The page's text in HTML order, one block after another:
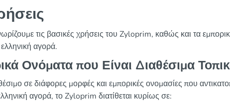
τις βασικές χρήσεις του Zyloprim, καθώς και τα
ελληνική αγορά.
Ονόματα που Είναι Διαθέσιμα
σε διάφορες μορφές και εμπορικές ονομασίες που
αγορά, το Zyloprim διατίθεται κυρίως σε: